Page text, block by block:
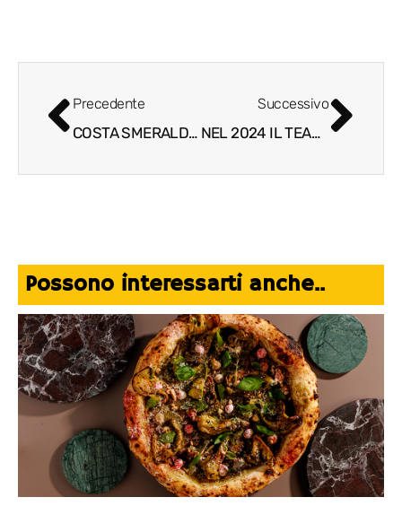
Precedente
COSTA SMERALDA A SANREMO: UN PALCO SUL MARE PER TEDUA, BOB SINCLAR, BRESH E GIGI D’AGOSTINO
Successivo
NEL 2024 IL TEAM POLTI KOMETA VIAGGIA CON STILE, COI BAGAGLI BRIC’S
Possono interessarti anche..